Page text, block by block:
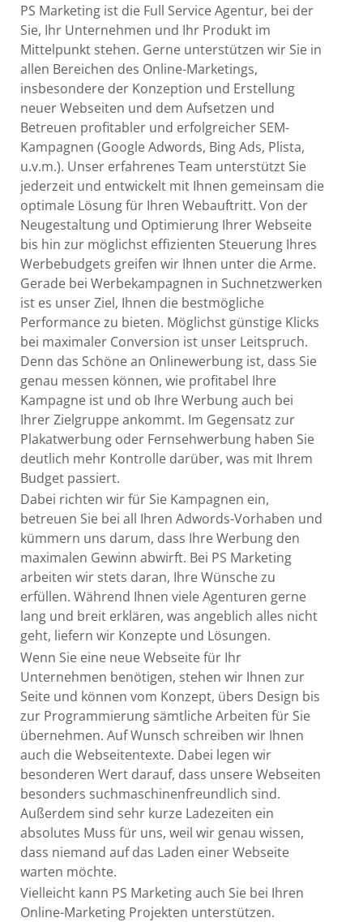
PS Marketing ist die Full Service Agentur, bei der
Sie, Ihr Unternehmen und Ihr Produkt im
Mittelpunkt stehen. Gerne unterstützen wir Sie in
allen Bereichen des Online-Marketings,
insbesondere der Konzeption und Erstellung
neuer Webseiten und dem Aufsetzen und
Betreuen profitabler und erfolgreicher SEM-
Kampagnen (Google Adwords, Bing Ads, Plista,
u.v.m.). Unser erfahrenes Team unterstützt Sie
jederzeit und entwickelt mit Ihnen gemeinsam die
optimale Lösung für Ihren Webauftritt. Von der
Neugestaltung und Optimierung Ihrer Webseite
bis hin zur möglichst effizienten Steuerung Ihres
Werbebudgets greifen wir Ihnen unter die Arme.
Gerade bei Werbekampagnen in Suchnetzwerken
ist es unser Ziel, Ihnen die bestmögliche
Performance zu bieten. Möglichst günstige Klicks
bei maximaler Conversion ist unser Leitspruch.
Denn das Schöne an Onlinewerbung ist, dass Sie
genau messen können, wie profitabel Ihre
Kampagne ist und ob Ihre Werbung auch bei
Ihrer Zielgruppe ankommt. Im Gegensatz zur
Plakatwerbung oder Fernsehwerbung haben Sie
deutlich mehr Kontrolle darüber, was mit Ihrem
Budget passiert.
Dabei richten wir für Sie Kampagnen ein,
betreuen Sie bei all Ihren Adwords-Vorhaben und
kümmern uns darum, dass Ihre Werbung den
maximalen Gewinn abwirft. Bei PS Marketing
arbeiten wir stets daran, Ihre Wünsche zu
erfüllen. Während Ihnen viele Agenturen gerne
lang und breit erklären, was angeblich alles nicht
geht, liefern wir Konzepte und Lösungen.
Wenn Sie eine neue Webseite für Ihr
Unternehmen benötigen, stehen wir Ihnen zur
Seite und können vom Konzept, übers Design bis
zur Programmierung sämtliche Arbeiten für Sie
übernehmen. Auf Wunsch schreiben wir Ihnen
auch die Webseitentexte. Dabei legen wir
besonderen Wert darauf, dass unsere Webseiten
besonders suchmaschinenfreundlich sind.
Außerdem sind sehr kurze Ladezeiten ein
absolutes Muss für uns, weil wir genau wissen,
dass niemand auf das Laden einer Webseite
warten möchte.
Vielleicht kann PS Marketing auch Sie bei Ihren
Online-Marketing Projekten unterstützen.